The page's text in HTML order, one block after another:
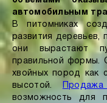
автомобильным
В питомниках
развития деревьев,
они вырастают
правильной формы.
хвойных пород как
высотой.
возможность для